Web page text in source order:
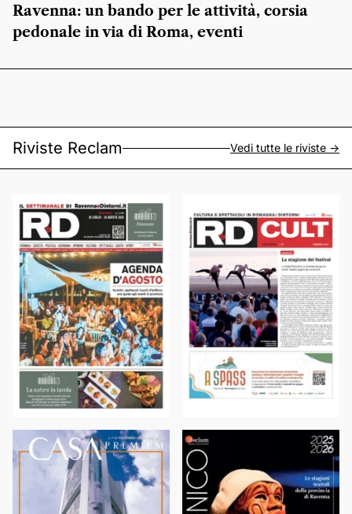
Ravenna: un bando per le attività, corsia
pedonale in via di Roma, eventi
Riviste Reclam Vedi tutte le riviste ->